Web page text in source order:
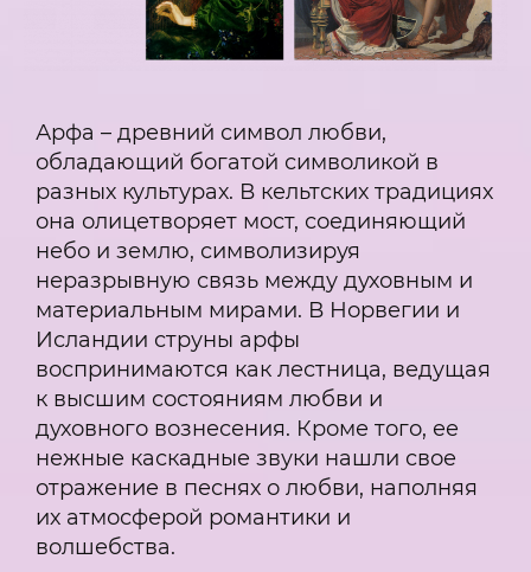
Арфа – древний символ любви,
обладающий богатой символикой в
разных культурах. В кельтских традициях
она олицетворяет мост, соединяющий
небо и землю, символизируя
неразрывную связь между духовным и
материальным мирами. В Норвегии и
Исландии струны арфы
воспринимаются как лестница, ведущая
к высшим состояниям любви и
духовного вознесения. Кроме того, ее
нежные каскадные звуки нашли свое
отражение в песнях о любви, наполняя
их атмосферой романтики и
волшебства.